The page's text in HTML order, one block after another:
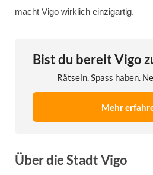
macht Vigo wirklich einzigartig.
Bist du bereit Vigo
Rätseln. Spass haben.
Mehr
Über die Stadt Vigo